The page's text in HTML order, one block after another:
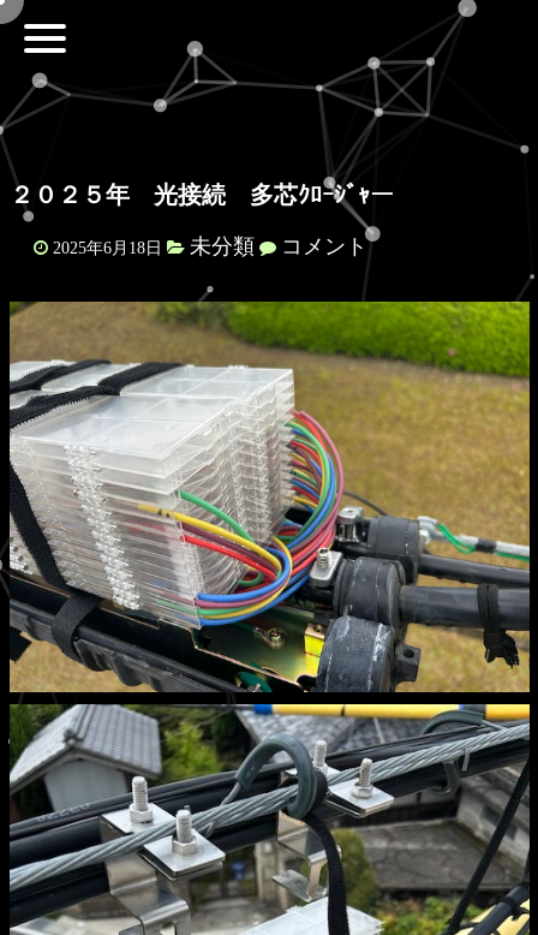
２０２５年 光接続 多芯ｸﾛｰｼﾞｬー
2025年6月18日 未分類 コメント